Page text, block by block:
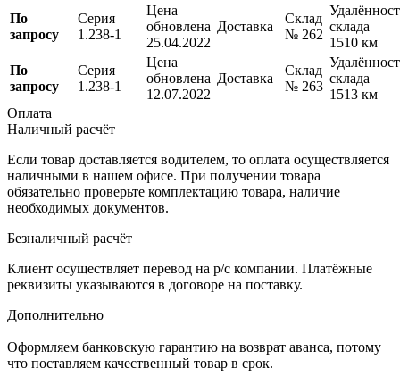
По
запросу
Серия
1.238-1
Цена
обновлена
25.04.2022
Доставка
Склад
№ 262
склада
1510 км
По
запросу
Серия
1.238-1
Цена
обновлена
12.07.2022
Доставка
Склад
№ 263
склада
1513 км
Оплата
Наличный расчёт
Если товар доставляется водителем, то оплата осуществляется
наличными в нашем офисе. При получении товара
обязательно проверьте комплектацию товара, наличие
необходимых документов.
Безналичный расчёт
Клиент осуществляет перевод на р/с компании. Платёжные
реквизиты указываются в договоре на поставку.
Дополнительно
Оформляем банковскую гарантию на возврат аванса, потому
что поставляем качественный товар в срок.